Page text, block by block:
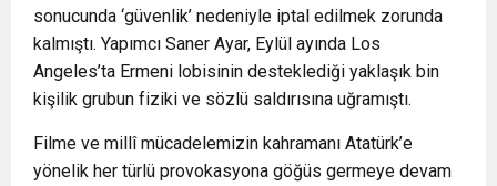
sonucunda ‘güvenlik’ nedeniyle iptal edilmek zorunda
kalmıştı. Yapımcı Saner Ayar, Eylül ayında Los
Angeles’ta Ermeni lobisinin desteklediği yaklaşık bin
kişilik grubun fiziki ve sözlü saldırısına uğramıştı.
Filme ve millî mücadelemizin kahramanı Atatürk’e
yönelik her türlü provokasyona göğüs germeye devam